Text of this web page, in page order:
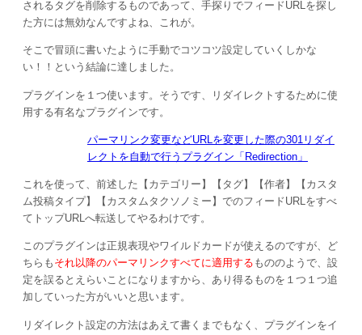
されるタグを削除するものであって、手探りでフィードURLを探し
た方には無効なんですよね、これが。
そこで冒頭に書いたように手動でコツコツ設定していくしかな
い！！という結論に達しました。
プラグインを１つ使います。そうです、リダイレクトするために使
用する有名なプラグインです。
パーマリンク変更などURLを変更した際の301リダイ
レクトを自動で行うプラグイン「Redirection」
これを使って、前述した【カテゴリー】【タグ】【作者】【カスタ
ム投稿タイプ】【カスタムタクソノミー】でのフィードURLをすべ
てトップURLへ転送してやるわけです。
このプラグインは正規表現やワイルドカードが使えるのですが、ど
ちらも それ以降のパーマリンクすべてに適用する もののようで、設
定を誤るとえらいことになりますから、あり得るものを１つ１つ追
加していった方がいいと思います。
リダイレクト設定の方法はあえて書くまでもなく、プラグインをイ